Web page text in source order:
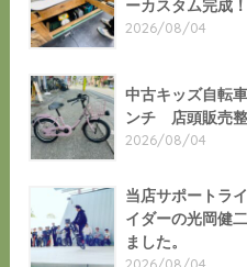
ーカスタム完成！
2026/08/04
中古キッズ自転
ンチ 店頭販売
2026/08/04
当店サポートラ
イダーの光岡健
ました。